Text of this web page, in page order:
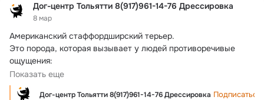
Дог-центр Тольятти 8(917)961-14-76 Дрессировка
8 мар
Американский стаффордширский терьер.
Это порода, которая вызывает у людей противоречивые
ощущения:
⛔ для кого-то это #бойцовская или #бойцовая порода,
которую следует опасаться,
Показать еще
Дог-центр Тольятти 8(917)961-14-76 Дрессировка Подписаться